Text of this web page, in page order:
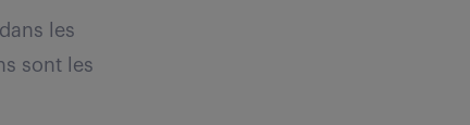
les
sont les